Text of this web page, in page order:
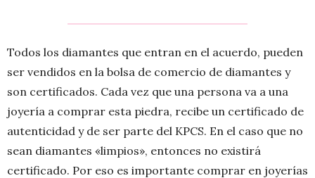
Todos los diamantes que entran en el acuerdo, pueden
ser vendidos en la bolsa de comercio de diamantes y
son certificados. Cada vez que una persona va a una
joyería a comprar esta piedra, recibe un certificado de
autenticidad y de ser parte del KPCS. En el caso que no
sean diamantes «limpios», entonces no existirá
certificado. Por eso es importante comprar en joyerías